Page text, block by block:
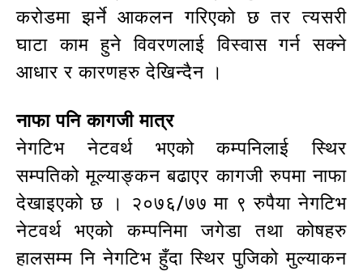
करोडमा झर्ने आकलन गरिएको छ तर त्यसरी
घाटा काम हुने विवरणलाई विस्वास गर्न सक्ने
आधार र कारणहरु देखिन्दैन ।
नाफा पनि कागजी मात्र
नेगटिभ नेटवर्थ भएको कम्पनिलाई स्थिर
सम्पतिको मूल्याङ्कन बढाएर कागजी रुपमा नाफा
देखाइएको छ । २०७६/७७ मा ९ रुपैया नेगटिभ
नेटवर्थ भएको कम्पनिमा जगेडा तथा कोषहरु
हालसम्म नि नेगटिभ हुँदा स्थिर पुजिको मुल्याकन